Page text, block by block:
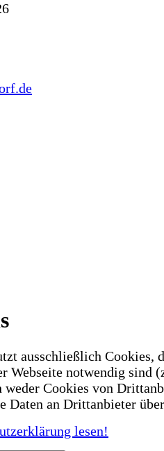
ausschließlich Cookies,
Webseite notwendig sind
Cookies von
Daten an Drittanbieter
lesen!